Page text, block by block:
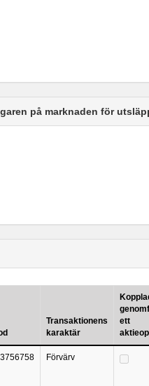
på marknaden för
Transaktionens
karaktär
ett
Förvärv